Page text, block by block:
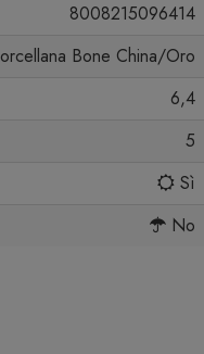
8008215096414
Bone China/Oro
6,4
5
Sì
No